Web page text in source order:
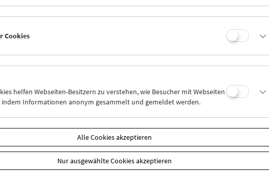
Mi 6.10.
Cookies
helfen Webseiten-Besitzern zu verstehen, wie Besucher mit Webseiten
indem Informationen anonym gesammelt und gemeldet werden.
Alle Cookies akzeptieren
Nur ausgewählte Cookies akzeptieren